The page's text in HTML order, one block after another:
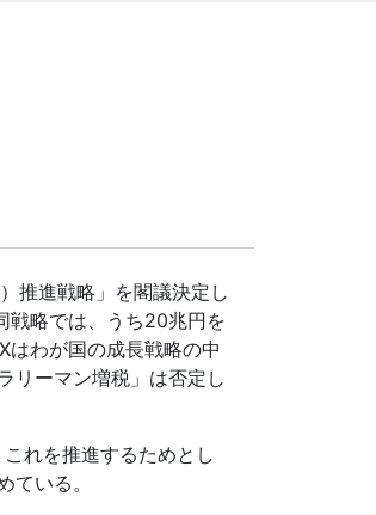
推進戦略」を閣議決定し
戦略では、うち20兆円を
はわが国の成長戦略の中
リーマン増税」は否定し
れを推進するためとし
いる。